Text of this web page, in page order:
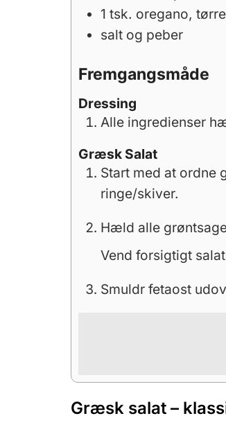
1 tsk. oregano,
salt og peber
Fremgangsmåde
Dressing
Alle ingredienser
Græsk Salat
Start med at ordne
ringe/skiver.
Hæld alle
Vend forsigtigt
Smuldr fetaost
Græsk salat –